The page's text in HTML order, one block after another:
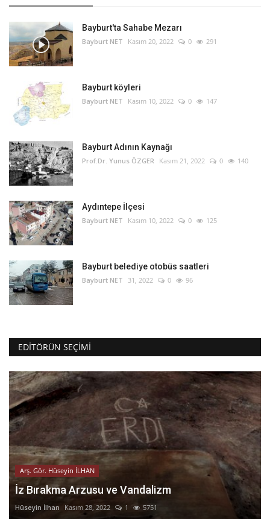
Bayburt'ta Sahabe Mezarı
Bayburt NET Kasım 20, 2022 0 291
Bayburt köyleri
Bayburt NET Kasım 10, 2022 0 147
Bayburt Adının Kaynağı
Prof.Dr. Yunus ÖZGER Kasım 21, 2022 0 140
Aydıntepe İlçesi
Bayburt NET Kasım 10, 2022 0 125
Bayburt belediye otobüs saatleri
Bayburt NET 31, 2022 0 96
EDITÖRÜN SEÇIMI
Arş. Gör. Hüseyin İLHAN
İz Bırakma Arzusu ve Vandalizm
Hüseyin İlhan Kasım 28, 2022 1 5751